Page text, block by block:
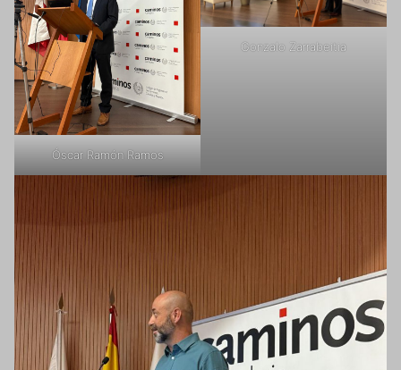
Óscar Ramón Ramos
Gonzalo Zarrabeitia